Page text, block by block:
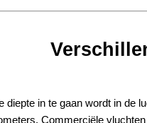
diepte in te gaan wordt in de
Commerciële